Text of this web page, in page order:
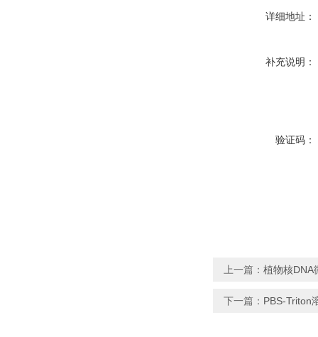
详细地址：
补充说明：
验证码：
上一篇： 植物核DNA
下一篇： PBS-Triton